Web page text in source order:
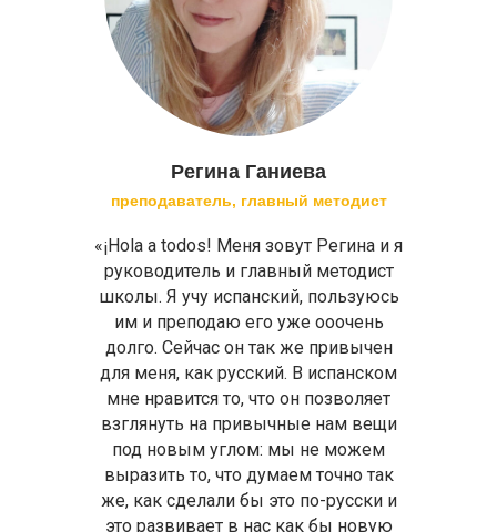
Регина Ганиева
преподаватель, главный методист
«¡Hola a todos! Меня зовут Регина и я
руководитель и главный методист
школы. Я учу испанский, пользуюсь
им и преподаю его уже ооочень
долго. Сейчас он так же привычен
для меня, как русский. В испанском
мне нравится то, что он позволяет
взглянуть на привычные нам вещи
под новым углом: мы не можем
выразить то, что думаем точно так
же, как сделали бы это по-русски и
это развивает в нас как бы новую